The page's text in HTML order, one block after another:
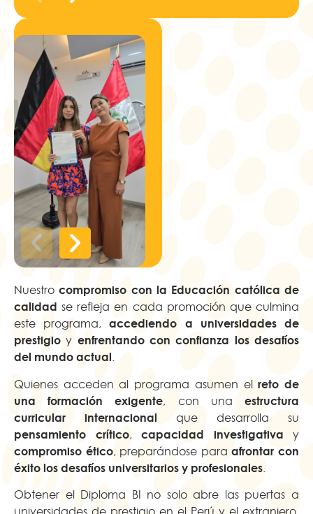
Nuestrocompromiso con la Educación católica de
calidad se refleja en cada promoción que culmina
este programa,accediendo a universidades de
prestigio y enfrentando con confianza los desafíos
del mundo actual.
Quienes acceden al programa asumen elreto de
una formación exigente, con unaestructura
curricular internacional que desarrolla su
pensamiento crítico, capacidad investigativa y
compromiso ético, preparándose paraafrontar con
éxito los desafíos universitarios y profesionales.
Obtener el Diploma BI no solo abre las puertas a